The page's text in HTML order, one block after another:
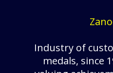
Industry of
medals, since